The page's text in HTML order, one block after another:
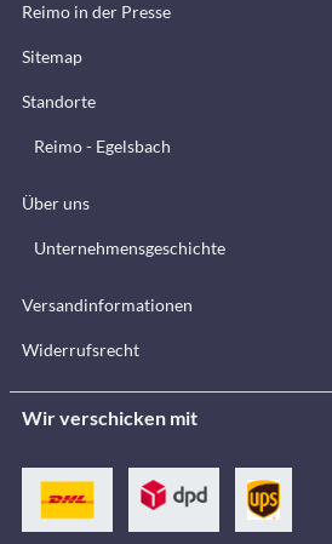
Reimo in der Presse
Sitemap
Standorte
Reimo - Egelsbach
Über uns
Unternehmensgeschichte
Versandinformationen
Widerrufsrecht
Wir verschicken mit